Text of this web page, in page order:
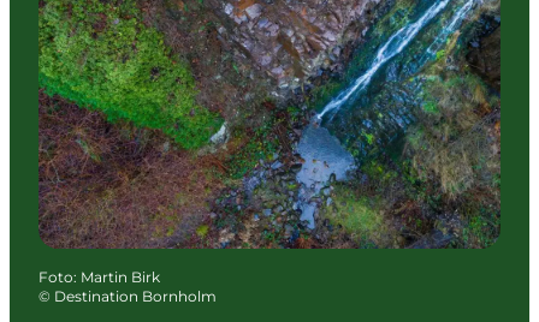
Kyst & Natur
Øliv
Smag & sans
Rejse & ferieform
Planlæg din tur
Foto: Martin Birk
© Destination Bornholm